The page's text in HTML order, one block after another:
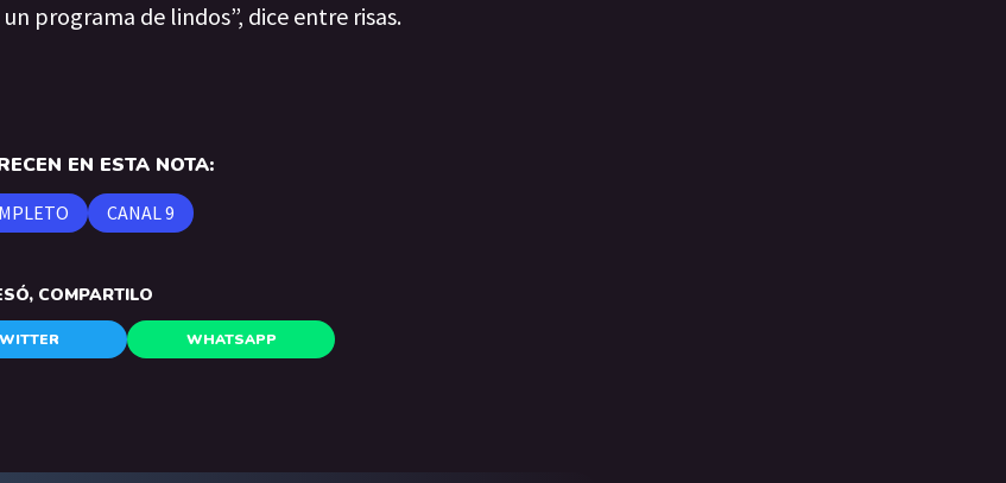
programa de lindos”, dice entre risas.
EN ESTA NOTA:
CANAL 9
COMPARTILO
WHATSAPP